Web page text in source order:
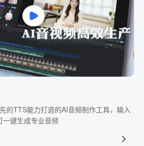
的TTS能力打造的AI音频制作工具，输入
一键生成专业音频